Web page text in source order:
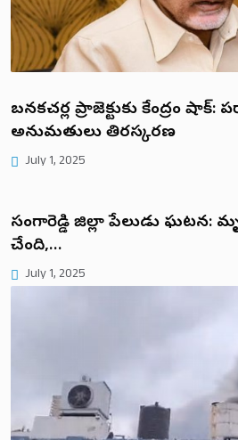
బనకచర్ల ప్రాజెక్టుకు కేంద్రం షాక్:
అనుమతులు తిరస్కరణ
July 1, 2025
సంగారెడ్డి జిల్లా పేలుడు ఘటన:
చేరింది,…
July 1, 2025